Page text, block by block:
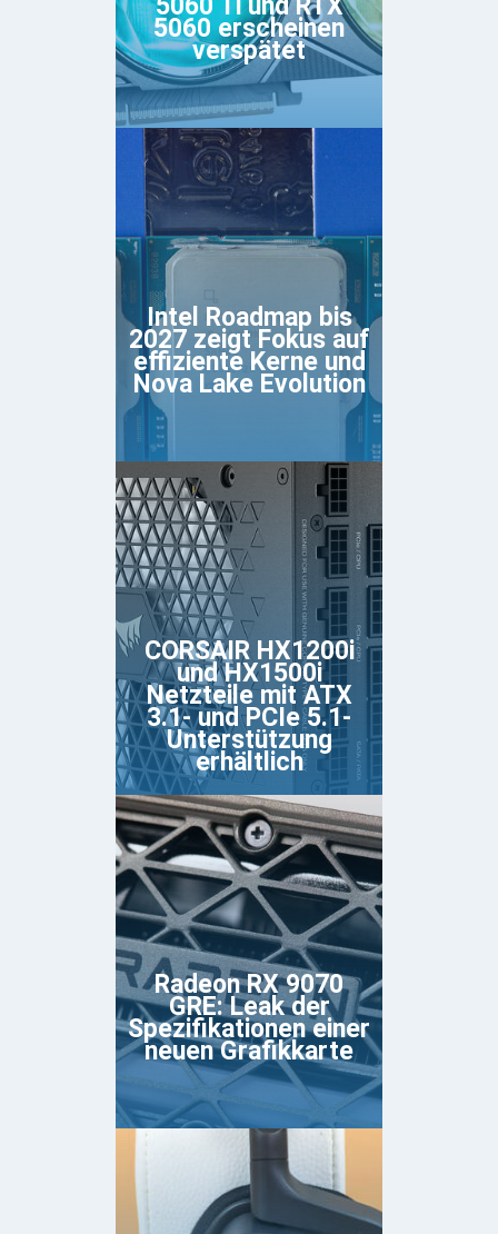
5060 Ti und RTX
5060 erscheinen
verspätet
Intel Roadmap bis
2027 zeigt Fokus auf
effiziente Kerne und
Nova Lake Evolution
CORSAIR HX1200i
und HX1500i
Netzteile mit ATX
3.1- und PCIe 5.1-
Unterstützung
erhältlich
Radeon RX 9070
GRE: Leak der
Spezifikationen einer
neuen Grafikkarte